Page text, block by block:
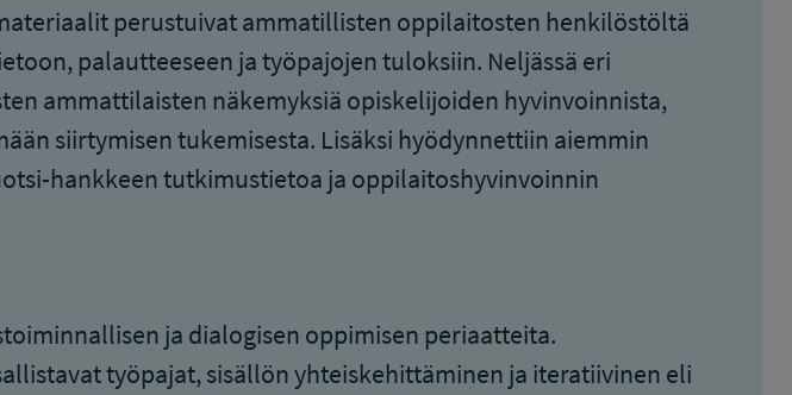
perustuivat ammatillisten oppilaitosten henkilöstöltä
palautteeseen ja työpajojen tuloksiin. Neljässä eri
ammattilaisten näkemyksiä opiskelijoiden hyvinvoinnista,
siirtymisen tukemisesta. Lisäksi hyödynnettiin aiemmin
hankkeen tutkimustietoa ja oppilaitoshyvinvoinnin
ja dialogisen oppimisen periaatteita.
työpajat, sisällön yhteiskehittäminen ja iteratiivinen eli